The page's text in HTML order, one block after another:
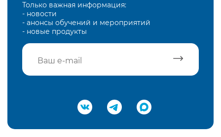
Только важная информация:
- новости
- анонсы обучений и мероприятий
- новые продукты
Подтвердить e-mail